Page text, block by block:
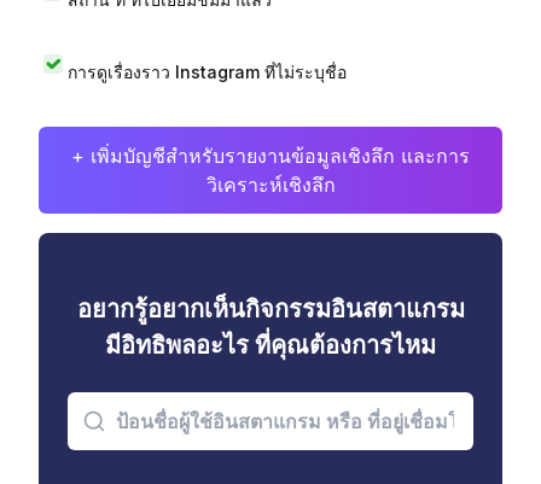
การดูเรื่องราว Instagram ที่ไม่ระบุชื่อ
+ เพิ่มบัญชีสำหรับรายงานข้อมูลเชิงลึก และการ
วิเคราะห์เชิงลึก
อยากรู้อยากเห็นกิจกรรมอินสตาแกรม
มีอิทธิพลอะไร ที่คุณต้องการไหม